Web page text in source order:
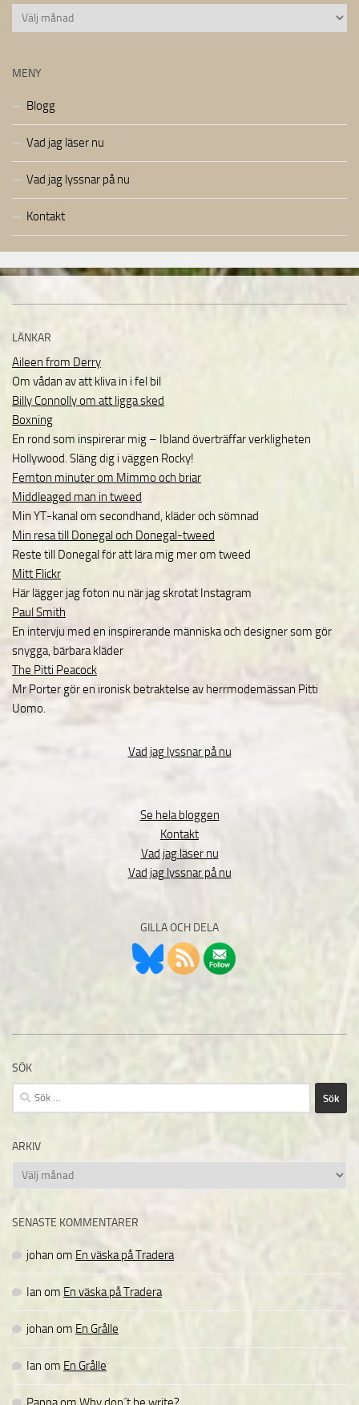
Arkiv
MENY
Blogg
Vad jag läser nu
Vad jag lyssnar på nu
Kontakt
LÄNKAR
Aileen from Derry
Om vådan av att kliva in i fel bil
Billy Connolly om att ligga sked
Boxning
En rond som inspirerar mig – Ibland överträffar verkligheten
Hollywood. Släng dig i väggen Rocky!
Femton minuter om Mimmo och briar
Middleaged man in tweed
Min YT-kanal om secondhand, kläder och sömnad
Min resa till Donegal och Donegal-tweed
Reste till Donegal för att lära mig mer om tweed
Mitt Flickr
Här lägger jag foton nu när jag skrotat Instagram
Paul Smith
En intervju med en inspirerande människa och designer som gör
snygga, bärbara kläder
The Pitti Peacock
Mr Porter gör en ironisk betraktelse av herrmodemässan Pitti
Uomo.
Vad jag lyssnar på nu
Se hela bloggen
Kontakt
Vad jag läser nu
Vad jag lyssnar på nu
GILLA OCH DELA
SÖK
Sök
efter:
ARKIV
Arkiv
SENASTE KOMMENTARER
johan om En väska på Tradera
Ian om En väska på Tradera
johan om En Grålle
Ian om En Grålle